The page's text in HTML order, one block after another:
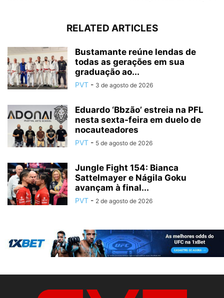
RELATED ARTICLES
Bustamante reúne lendas de
todas as gerações em sua
graduação ao...
PVT - 3 de agosto de 2026
Eduardo ‘Bbzão’ estreia na PFL
nesta sexta-feira em duelo de
nocauteadores
PVT - 5 de agosto de 2026
Jungle Fight 154: Bianca
Sattelmayer e Nágila Goku
avançam à final...
PVT - 2 de agosto de 2026